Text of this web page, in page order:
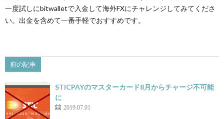
一度試しにbitwalletで入金して海外FXにチャレンジしてみてくださ
い。出金を含めて一番手軽でおすすめです。
前の記事
STICPAYのマスターカード8月からチャージ不可能
に
2019.07.01